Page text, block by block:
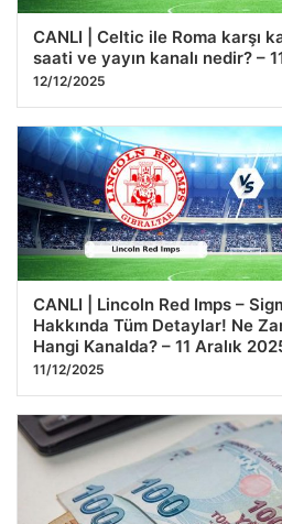
CANLI | Celtic ile Roma karşı
saati ve yayın kanalı nedir? –
12/12/2025
CANLI | Lincoln Red Imps –
Hakkında Tüm Detaylar! Ne
Hangi Kanalda? – 11 Aralık
11/12/2025